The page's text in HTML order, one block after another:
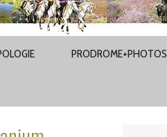
PRODROME+PHOTOS